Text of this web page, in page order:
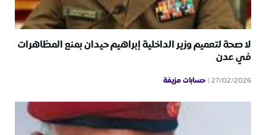
لا صحة لتعميم وزير الداخلية إبراهيم حيدان بمنع المظاهرات
في عدن
27/02/2026 حسابات مزيفة